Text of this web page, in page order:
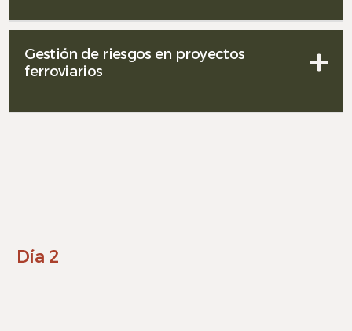
Gestión de riesgos en proyectos
ferroviarios
Día 2